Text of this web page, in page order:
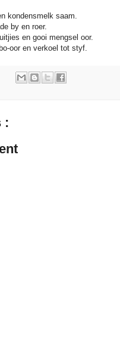
kondensmelk saam.
by en roer.
en gooi mengsel oor.
oor en verkoel tot styf.
: